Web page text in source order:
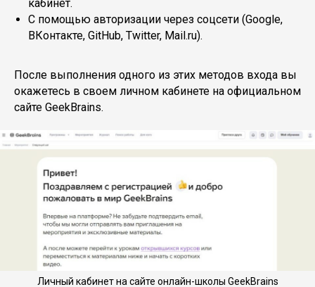
кабинет.
С помощью авторизации через соцсети (Google,
ВКонтакте, GitHub, Twitter, Mail.ru).
После выполнения одного из этих методов входа вы
окажетесь в своем личном кабинете на официальном
сайте GeekBrains.
Личный кабинет на сайте онлайн-школы GeekBrains